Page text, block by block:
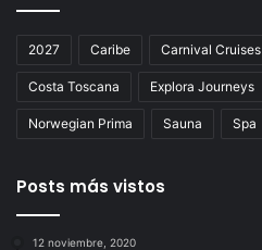
2027 Caribe Carnival Cruises
Costa Toscana Explora Journeys
Norwegian Prima Sauna Spa
Posts más vistos
12 noviembre, 2020